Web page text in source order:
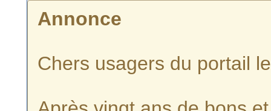
Annonce
Chers usagers du portail